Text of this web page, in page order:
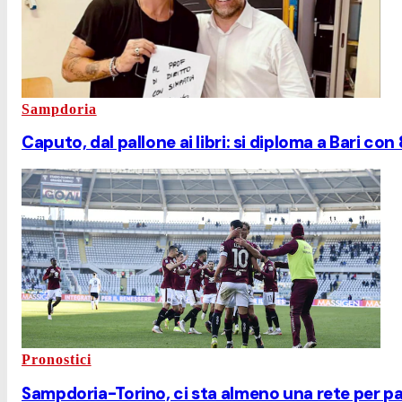
Sampdoria
Caputo, dal pallone ai libri: si diploma a Bari con
Pronostici
Sampdoria-Torino, ci sta almeno una rete per